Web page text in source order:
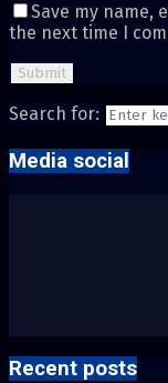
Save my name,
the next time I
Search for:
Media social
Recent posts